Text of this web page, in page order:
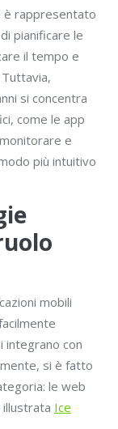
è rappresentato
pianificare le
il tempo e
si concentra
come le app
e
più intuitivo
mobili
integrano con
si è fatto
le web
Ice